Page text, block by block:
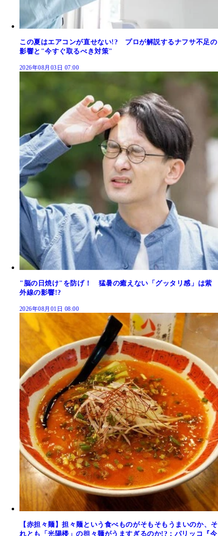
この夏はエアコンが直せない!? プロが解説するナフサ不足の
影響と"今すぐ取るべき対策"
2026年08月03日 07:00
"脳の日焼け"を防げ！ 猛暑の癒えない「グッタリ感」は紫
外線の影響!?
2026年08月01日 08:00
【赤担々麺】担々麺という食べものがそもそもうまいのか、そ
れとも「光陽楼」の担々麺がうますぎるのか!?：パリッコ『今